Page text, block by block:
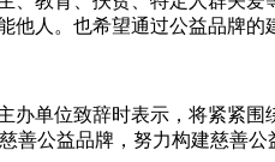
人。也希望通过公益品牌
位致辞时表示，将紧紧围
善公益品牌，努力构建慈善